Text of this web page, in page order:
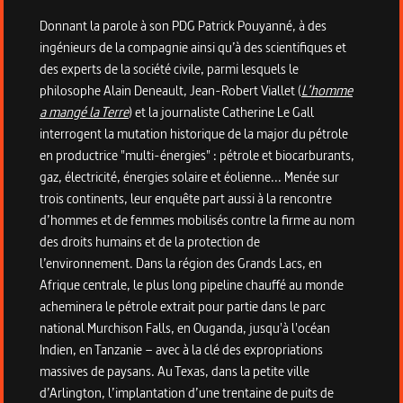
Donnant la parole à son PDG Patrick Pouyanné, à des
ingénieurs de la compagnie ainsi qu’à des scientifiques et
des experts de la société civile, parmi lesquels le
philosophe Alain Deneault, Jean-Robert Viallet (L’homme
a mangé la Terre) et la journaliste Catherine Le Gall
interrogent la mutation historique de la major du pétrole
en productrice "multi-énergies" : pétrole et biocarburants,
gaz, électricité, énergies solaire et éolienne... Menée sur
trois continents, leur enquête part aussi à la rencontre
d’hommes et de femmes mobilisés contre la firme au nom
des droits humains et de la protection de
l’environnement. Dans la région des Grands Lacs, en
Afrique centrale, le plus long pipeline chauffé au monde
acheminera le pétrole extrait pour partie dans le parc
national Murchison Falls, en Ouganda, jusqu'à l'océan
Indien, en Tanzanie – avec à la clé des expropriations
massives de paysans. Au Texas, dans la petite ville
d’Arlington, l’implantation d’une trentaine de puits de